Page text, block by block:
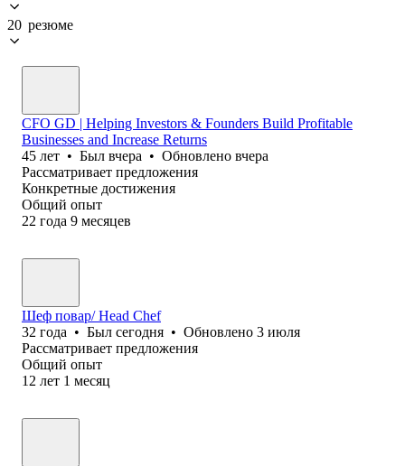
20 резюме
CFO GD | Helping Investors & Founders Build Profitable
Businesses and Increase Returns
45 лет • Был вчера • Обновлено вчера
Рассматривает предложения
Конкретные достижения
Общий опыт
22 года 9 месяцев
Шеф повар/ Head Chef
32 года • Был сегодня • Обновлено 3 июля
Рассматривает предложения
Общий опыт
12 лет 1 месяц